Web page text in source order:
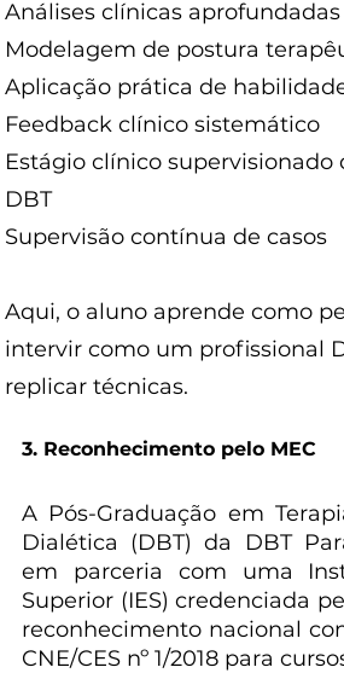
Análises clínicas aprofundadas
Modelagem de postura
Aplicação prática de
Feedback clínico sistemático
Estágio clínico
DBT
Supervisão contínua de casos
Aqui, o aluno aprende como
intervir como um profissional
replicar técnicas.
3. Reconhecimento pelo MEC
A Pós-Graduação em
Dialética (DBT) da DBT
em parceria com uma
Superior (IES) credenciada
reconhecimento nacional
CNE/CES nº 1/2018 para